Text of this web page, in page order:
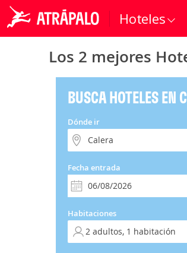
Hoteles
Los 2 mejores
BUSCA HOTELES EN
Dónde ir
Fecha entrada
Habitaciones